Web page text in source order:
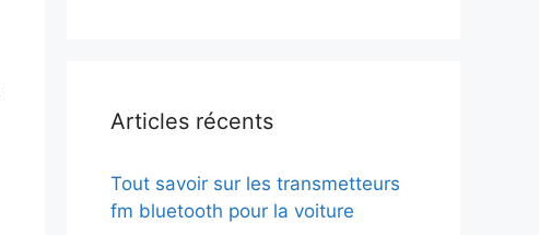
Articles récents
Tout savoir sur les transmetteurs
fm bluetooth pour la voiture